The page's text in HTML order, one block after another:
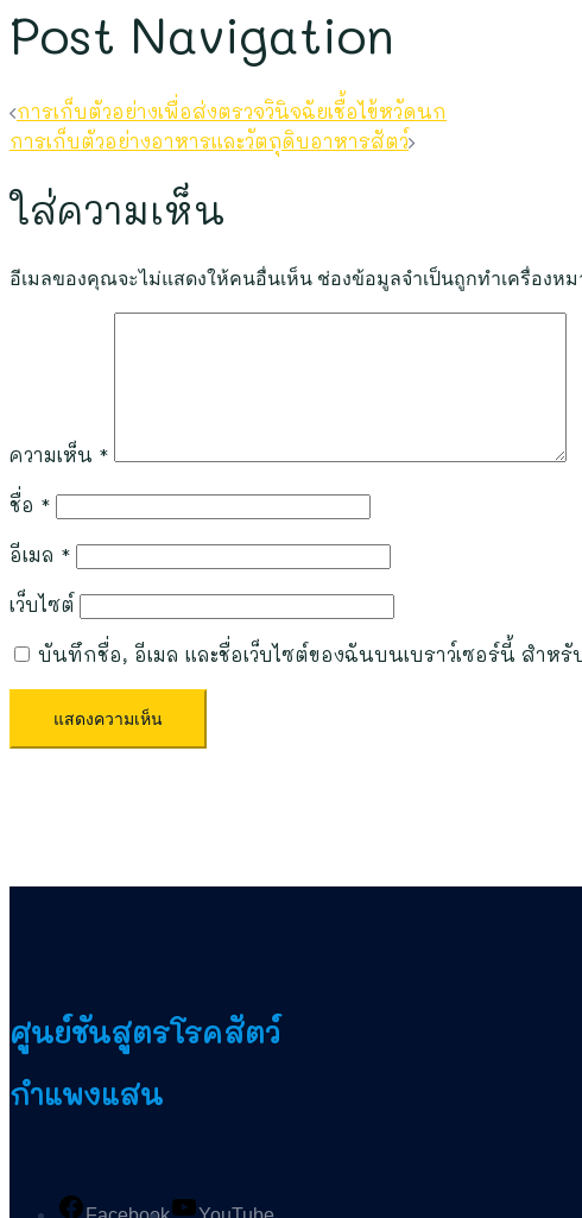
Post Navigation
การเก็บตัวอย่างเพื่อส่งตรวจวินิจฉัยเชื้อไข้หวัดนก
การเก็บตัวอย่างอาหารและวัตถุดิบอาหารสัตว์
ใส่ความเห็น
อีเมลของคุณจะไม่แสดงให้คนอื่นเห็น ช่องข้อมูลจำเป็นถูกทำเครื่องหม
ความเห็น *
ชื่อ *
อีเมล *
เว็บไซต์
บันทึกชื่อ, อีเมล และชื่อเว็บไซต์ของฉันบนเบราว์เซอร์นี้ สำห
ศูนย์ชันสูตรโรคสัตว์
กำแพงแสน